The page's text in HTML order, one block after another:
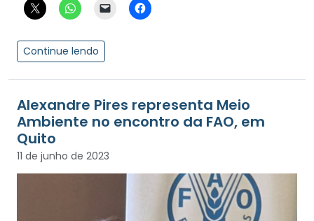
Continue lendo
Alexandre Pires representa Meio
Ambiente no encontro da FAO, em
Quito
11 de junho de 2023